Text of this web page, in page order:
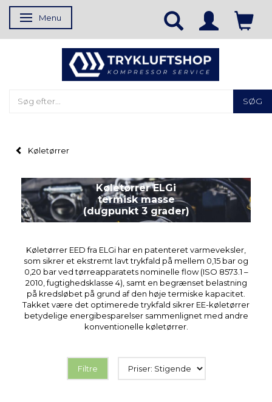
Skifte navigation
Menu
SØG
Køletørrer
Køletørrer ELGi
termisk masse
(dugpunkt 3 grader)
Køletørrer EED fra ELGi har en patenteret varmeveksler,
som sikrer et ekstremt lavt trykfald på mellem 0,15 bar og
0,20 bar ved tørreapparatets nominelle flow (ISO 8573.1 –
2010, fugtighedsklasse 4), samt en begrænset belastning
på kredsløbet på grund af den høje termiske kapacitet.
Takket være det optimerede trykfald sikrer EE-køletørrer
betydelige energibesparelser sammenlignet med andre
konventionelle køletørrer.
Filtre